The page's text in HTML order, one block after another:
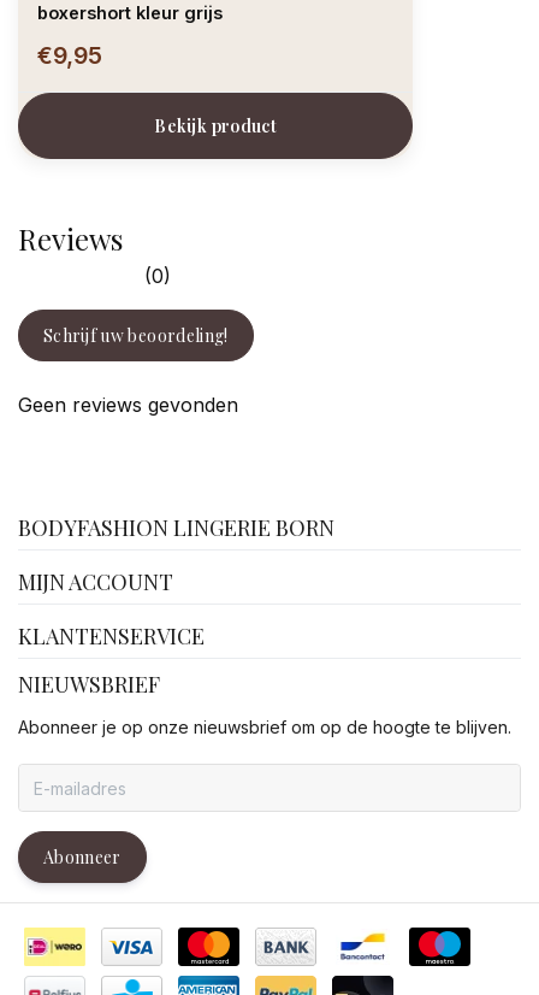
boxershort kleur grijs
€9,95
Bekijk product
Reviews
(0)
Schrijf uw beoordeling!
Geen reviews gevonden
BODYFASHION LINGERIE BORN
MIJN ACCOUNT
KLANTENSERVICE
NIEUWSBRIEF
Abonneer je op onze nieuwsbrief om op de hoogte te blijven.
Abonneer